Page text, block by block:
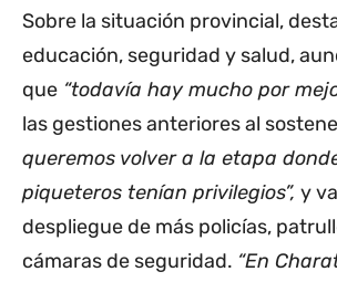
Sobre la situación provincial,
educación, seguridad y salud,
que “todavía hay mucho por
las gestiones anteriores al
queremos volver a la etapa
piqueteros tenían privilegios”, y
despliegue de más policías,
cámaras de seguridad. “En